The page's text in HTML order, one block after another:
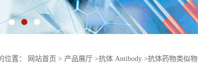
位置： 网站首页 > 产品展厅 >抗体 Antibody >抗体药物类似物